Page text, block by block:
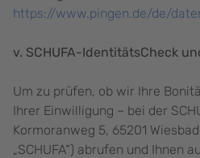
https://www.pingen.de/de/
v. SCHUFA-IdentitätsCheck
Um zu prüfen, ob wir Ihre
Ihrer Einwilligung – bei der
Kormoranweg 5, 65201
„SCHUFA“) abrufen und Ihnen